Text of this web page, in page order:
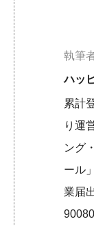
執筆
ハッ
累計
り運
ング
ール
業届